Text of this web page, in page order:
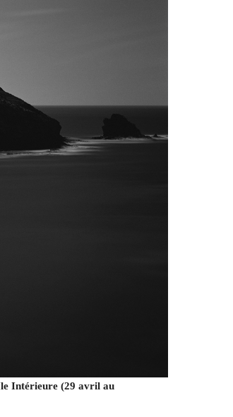
Intérieure (29 avril au